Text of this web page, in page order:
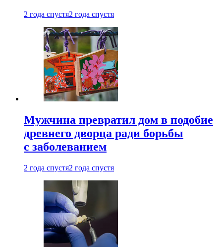
2 года спустя2 года спустя
Мужчина превратил дом в подобие
древнего дворца ради борьбы
с заболеванием
2 года спустя2 года спустя